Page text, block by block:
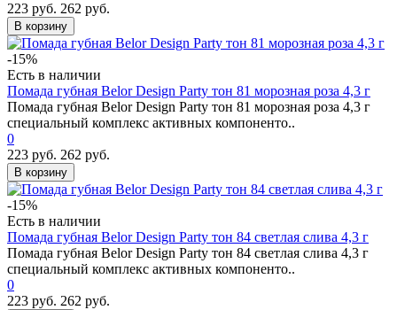
223 руб. 262 руб.
В корзину
-15%
Есть в наличии
Помада губная Belor Design Party тон 81 морозная роза 4,3 г
Помада губная Belor Design Party тон 81 морозная роза 4,3 г
специальный комплекс активных компоненто..
0
223 руб. 262 руб.
В корзину
-15%
Есть в наличии
Помада губная Belor Design Party тон 84 светлая слива 4,3 г
Помада губная Belor Design Party тон 84 светлая слива 4,3 г
специальный комплекс активных компоненто..
0
223 руб. 262 руб.